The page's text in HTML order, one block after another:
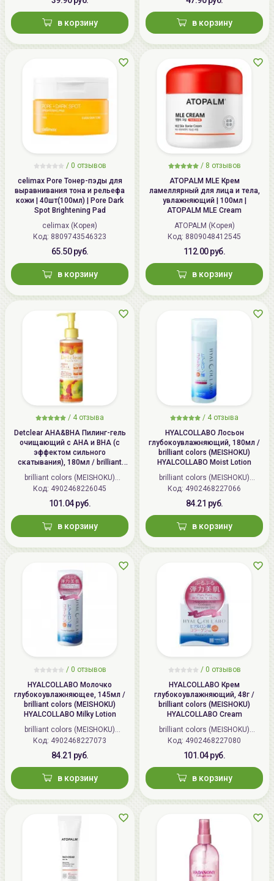
в корзину в корзину
/ 0 отзывов
celimax Pore Тонер-пэды для
выравнивания тона и рельефа
кожи | 40шт(100мл) | Pore Dark
Spot Brightening Pad
celimax (Корея)
Код: 8809743546323
65.50 руб.
в корзину
/ 8 отзывов
ATOPALM MLE Крем
ламеллярный для лица и тела,
увлажняющий | 100мл |
ATOPALM MLE Cream
ATOPALM (Корея)
Код: 8809048412545
112.00 руб.
в корзину
/ 4 отзыва
Detclear AHA&BHA Пилинг-гель
очищающий с AHA и BHA (с
эффектом сильного
скатывания), 180мл / brilliant
colors (MEISHOKU) Detclear
Bright&Peel AHA&BHA Fruits
Peeling Jelly
brilliant colors (MEISHOKU)
(Япония)
Код: 4902468226045
101.04 руб.
в корзину
/ 4 отзыва
HYALCOLLABO Лосьон
глубокоувлажняющий, 180мл /
brilliant colors (MEISHOKU)
HYALCOLLABO Moist Lotion
brilliant colors (MEISHOKU)
(Япония)
Код: 4902468227066
84.21 руб.
в корзину
/ 0 отзывов
HYALCOLLABO Молочко
глубокоувлажняющее, 145мл /
brilliant colors (MEISHOKU)
HYALCOLLABO Milky Lotion
brilliant colors (MEISHOKU)
(Япония)
Код: 4902468227073
84.21 руб.
в корзину
/ 0 отзывов
HYALCOLLABO Крем
глубокоувлажняющий, 48г /
brilliant colors (MEISHOKU)
HYALCOLLABO Cream
brilliant colors (MEISHOKU)
(Япония)
Код: 4902468227080
101.04 руб.
в корзину